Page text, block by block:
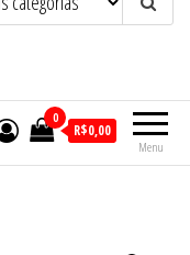
Menu
0
R$0,00